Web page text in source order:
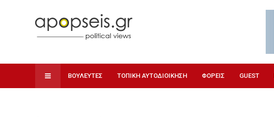
ΒΟΥΛΕΥΤΕΣ ΤΟΠΙΚΗ ΑΥΤΟΔΙΟΙΚΗΣΗ ΦΟΡΕΙΣ GUEST